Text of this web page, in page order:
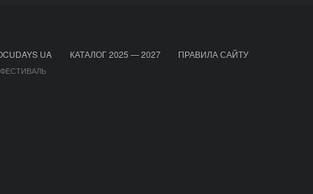
UA КАТАЛОГ 2025 — 2027 ПРАВИЛА САЙТУ